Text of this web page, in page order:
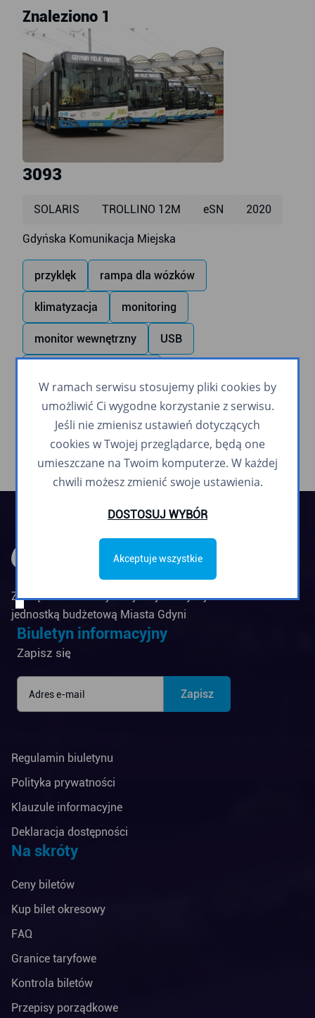
Znaleziono 1
3093
SOLARIS TROLLINO 12M eSN 2020
Gdyńska Komunikacja Miejska
przyklęk rampa dla wózków
klimatyzacja monitoring
monitor wewnętrzny USB
napęd pomocniczy (trolejbusy)
Zarząd Komunikacji Miejskiej w Gdyni jest
jednostką budżetową Miasta Gdyni
Biuletyn informacyjny
Zapisz się
Regulamin biuletynu
Polityka prywatności
Klauzule informacyjne
Deklaracja dostępności
Na skróty
Ceny biletów
Kup bilet okresowy
FAQ
Granice taryfowe
Kontrola biletów
Przepisy porządkowe
W ramach serwisu stosujemy pliki cookies by
umożliwić Ci wygodne korzystanie z serwisu.
Jeśli nie zmienisz ustawień dotyczących
cookies w Twojej przeglądarce, będą one
umieszczane na Twoim komputerze. W każdej
chwili możesz zmienić swoje ustawienia.
DOSTOSUJ WYBÓR
Akceptuje wszystkie